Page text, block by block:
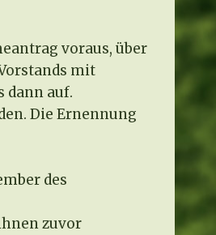
voraus, über
mit
dann auf.
Die Ernennung
des
zuvor